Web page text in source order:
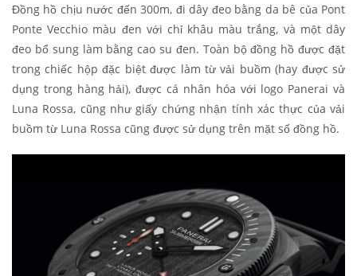
Đồng hồ chịu nước đến 300m, đi dây đeo bằng da bê của Pont
Ponte Vecchio màu đen với chỉ khâu màu trắng, và một dây
đeo bổ sung làm bằng cao su đen. Toàn bộ đồng hồ được đặt
trong chiếc hộp đặc biệt được làm từ vải buồm (hay được sử
dụng trong hàng hải), được cá nhân hóa với logo Panerai và
Luna Rossa, cũng như giấy chứng nhận tính xác thực của vải
buồm từ Luna Rossa cũng được sử dụng trên mặt số đồng hồ.